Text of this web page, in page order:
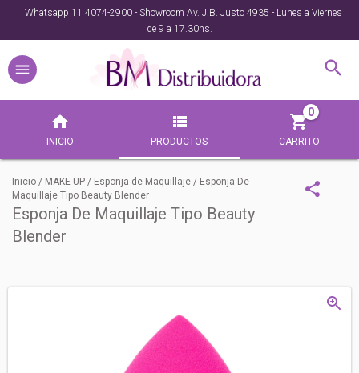
Whatsapp 11 4074-2900 - Showroom Av. J.B. Justo 4935 - Lunes a Viernes
de 9 a 17.30hs.
INICIO PRODUCTOS CARRITO
0
Inicio / MAKE UP / Esponja de Maquillaje / Esponja De
Maquillaje Tipo Beauty Blender
Esponja De Maquillaje Tipo Beauty
Blender